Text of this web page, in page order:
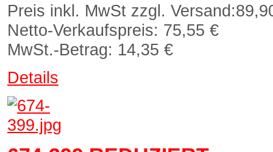
Preis inkl. MwSt zzgl. Versand:
Netto-Verkaufspreis: 75,55 €
MwSt.-Betrag: 14,35 €
Details